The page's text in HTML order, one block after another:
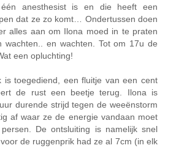
anesthesist is en die heeft een
dat ze zo komt… Ondertussen doen
alles aan om Ilona moed in te praten
en wachten. Tot om 17u de
een opluchting!
is toegediend, een fluitje van een cent
de rust een beetje terug. Ilona is
durende strijd tegen de weeënstorm
af waar ze de energie vandaan moet
De ontsluiting is namelijk snel
de ruggenprik had ze al 7cm (in elk